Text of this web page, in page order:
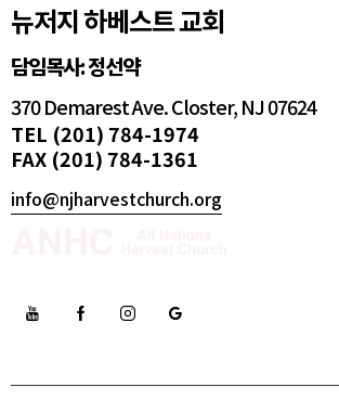
뉴저지 하베스트 교회
담임목사: 정선약
370 Demarest Ave. Closter, NJ 07624
TEL (201) 784-1974
FAX (201) 784-1361
info@njharvestchurch.org